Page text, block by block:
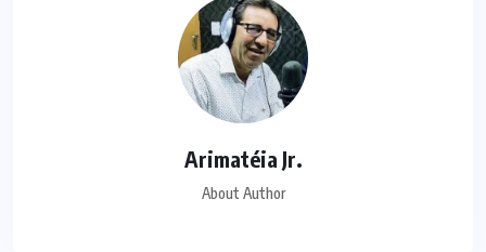
Arimatéia Jr.
About Author